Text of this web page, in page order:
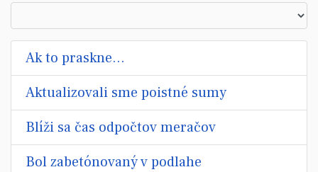
Ak to praskne...
Aktualizovali sme poistné sumy
Blíži sa čas odpočtov meračov
Bol zabetónovaný v podlahe